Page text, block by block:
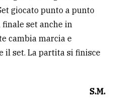
giocato punto a punto
set anche in
cambia marcia e
il set. La partita si finisce
S.M.